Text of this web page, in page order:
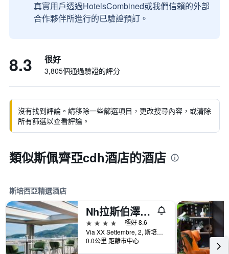
真實用戶透過HotelsCombined或我們信賴的外部
合作夥伴所進行的已驗證預訂。
8.3 很好
3,805個通過驗證的評分
沒有找到評論。請移除一些篩選項目，更改搜尋內容，或清除
所有篩選以查看評論。
類似斯佩齊亞cdh酒店的酒店
斯培西亞精選酒店
Nh拉斯伯澤亞酒店
4星級
極好 8.6
Via XX Settembre, 2, 斯培西亞, 拉斯佩齊亞, 義大利
0.0公里 距離市中心